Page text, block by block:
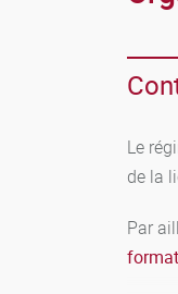
Le
de la
Par